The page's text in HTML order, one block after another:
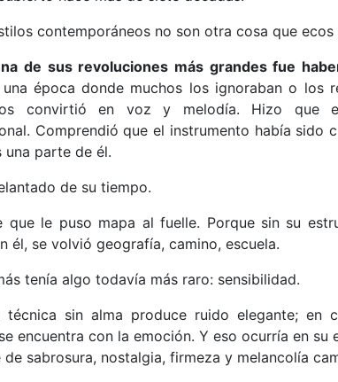
contemporáneos no son otra cosa que
de sus revoluciones más grandes fue
época donde muchos los ignoraban o los
convirtió en voz y melodía. Hizo que
Comprendió que el instrumento había sido
una parte de él.
de su tiempo.
que le puso mapa al fuelle. Porque sin su
él, se volvió geografía, camino, escuela.
tenía algo todavía más raro: sensibilidad.
técnica sin alma produce ruido elegante; en
encuentra con la emoción. Y eso ocurría en su
sabrosura, nostalgia, firmeza y melancolía